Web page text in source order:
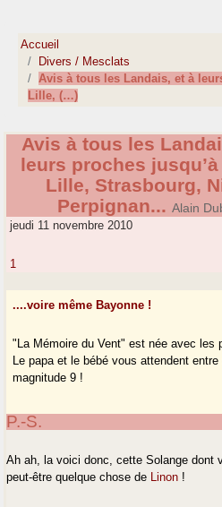
Accueil
Divers / Mesclats
Avis à tous les Landais, et à
Lille, (…)
Avis à tous les
leurs proches
Lille, Strasbourg,
Perpignan... Alain
jeudi 11 novembre 2010
1
....voire même Bayonne !
"La Mémoire du Vent" est née avec les
Le papa et le bébé vous attendent
magnitude 9 !
P.-S.
Ah ah, la voici donc, cette Solange dont
peut-être quelque chose de
Linon !